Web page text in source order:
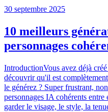
30 septembre 2025
10 meilleurs
personnages
IntroductionVous avez déjà
découvrir qu'il est
le générez ? Super frustrant,
personnages IA cohérents
garder le visage, le style, la